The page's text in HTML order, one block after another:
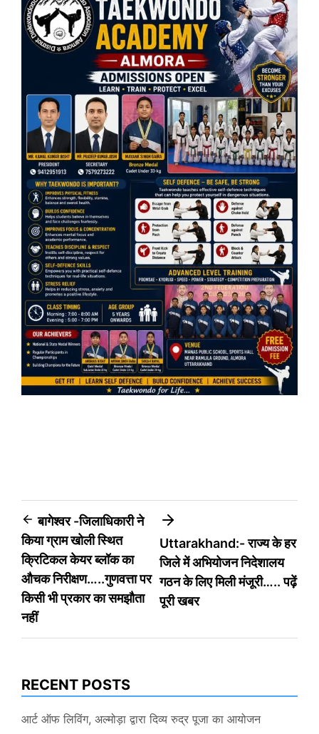
Post
navigation
बागेश्वर -जिलाधिकारी ने
किया ग्राम खोली स्थित
क्रिटिकल केयर ब्लॉक का
औचक निरीक्षण…..गुणवत्ता पर
किसी भी प्रकार का समझौता
नहीं
Uttarakhand:- राज्य के हर
जिले में अभियोजन निदेशालय
गठन के लिए मिली मंजूरी….. पढ़ें
पूरी खबर
RECENT POSTS
आर्ट ऑफ लिविंग, अल्मोड़ा द्वारा दिव्य रुद्र पूजा का आयोजन